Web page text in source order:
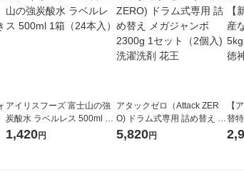
アイリスフーズ 富士山の強
炭酸水 ラベルレス 500ml 1
箱（24本入）
1,420円
アタックゼロ（Attack ZER
O) ドラム式専用 詰め替え メ
ガジャンボ 2300g 1セット
5,820円
【
替
し